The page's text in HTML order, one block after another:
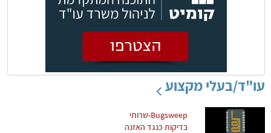
עו"ד/בעלי מקצוע
Bugsweep-שרותי
בדיקות כנגד האזנה